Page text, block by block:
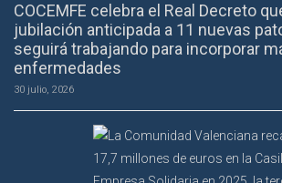
COCEMFE celebra el Real Decreto
jubilación anticipada a 11 nuevas
seguirá trabajando para incorporar
enfermedades
30 julio, 2026